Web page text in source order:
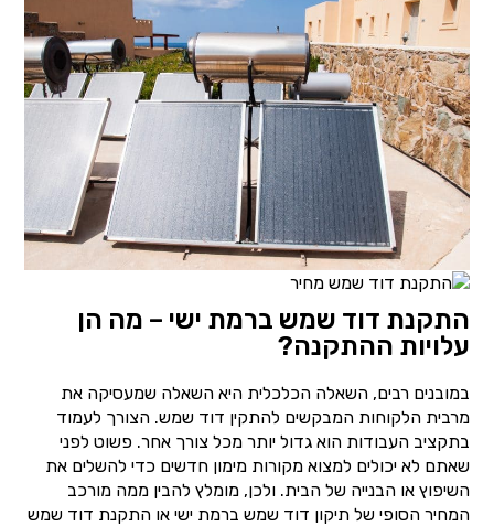
התקנת דוד שמש ברמת ישי – מה הן
עלויות ההתקנה?
במובנים רבים, השאלה הכלכלית היא השאלה שמעסיקה את
מרבית הלקוחות המבקשים להתקין דוד שמש. הצורך לעמוד
בתקציב העבודות הוא גדול יותר מכל צורך אחר. פשוט לפני
שאתם לא יכולים למצוא מקורות מימון חדשים כדי להשלים את
השיפוץ או הבנייה של הבית. ולכן, מומלץ להבין ממה מורכב
המחיר הסופי של תיקון דוד שמש ברמת ישי או התקנת דוד שמש